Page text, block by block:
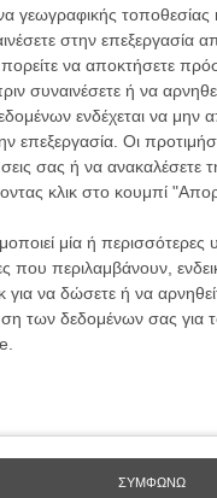
γεωγραφικής τοποθεσίας
στην επεξεργασία
να αποκτήσετε
συναινέσετε ή να
ενδέχεται να μην
επεξεργασία. Οι
σας ή να ανακαλέσετε
κλικ στο κουμπί
μία ή περισσότερες
που περιλαμβάνουν,
να δώσετε ή να
των δεδομένων σας
ΣΥΜΦΩΝΩ
στη
Βιμ
Εγγράψου